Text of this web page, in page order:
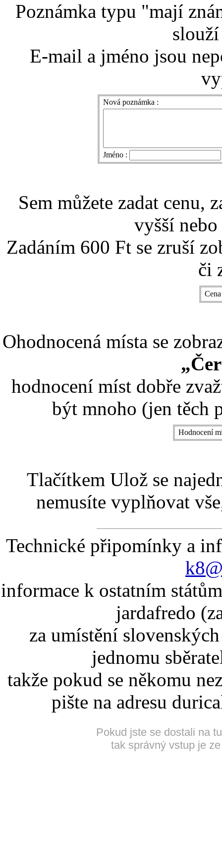
Poznámka typu "mají
E-mail a jméno jsou
Nová poznámka :
Jméno :
Sem můžete zadat cenu,
vyšší
Zadáním 600 Ft se zruší
či
Ohodnocená místa se
hodnocení míst dobře
být mnoho (jen těch
Hodnocení
Tlačítkem Ulož se
nemusíte vyplňovat
Technické připomínky a
informace k ostatním
jardafredo
za umístění
jednomu
takže pokud se někomu
pište na adresu
Pokud jste se dostali na
tak správný vstup je